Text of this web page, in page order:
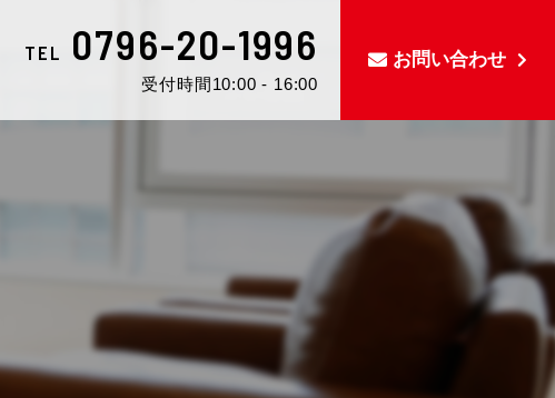
TEL 0796-20-1996
受付時間10:00 - 16:00
お問い合わせ